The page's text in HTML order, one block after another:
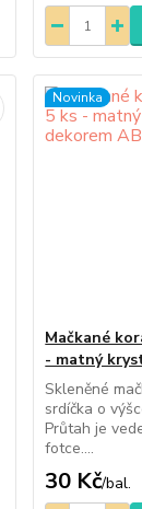
Novinka
Mačkané
- matný
Skleněné
srdíčka o
Průtah je
fotce....
30 Kč/bal.